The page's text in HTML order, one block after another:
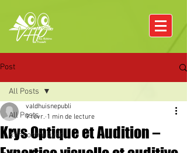
Post
All Posts
Rencontre avec
All Posts
Krys Optique et Audition –
valdhuisnepubli
9 févr. 1 min de lecture